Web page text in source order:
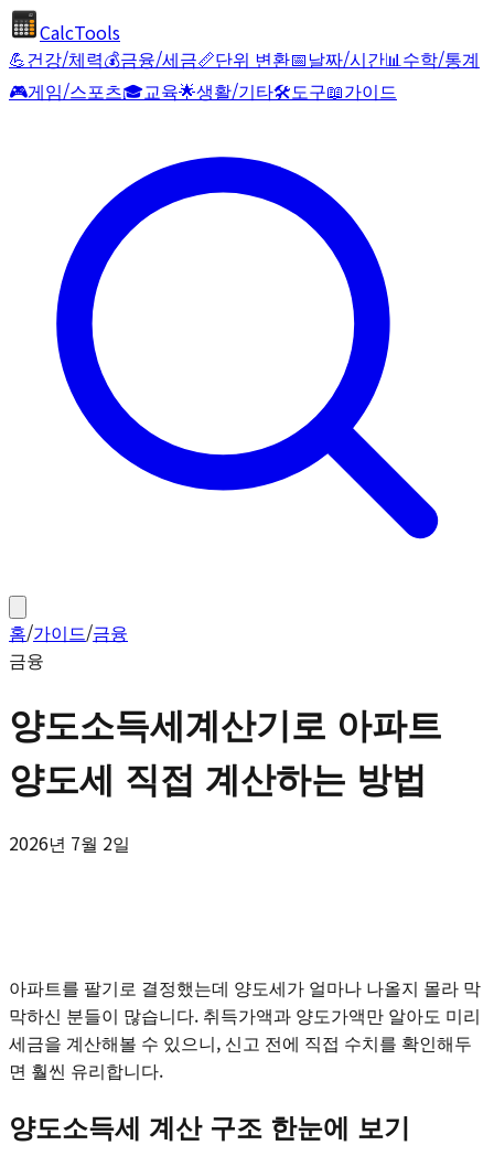
CalcTools
💪건강/체력💰금융/세금📏단위 변환📅날짜/시간📊수학/통계
🎮게임/스포츠🎓교육🌟생활/기타🛠️도구📖가이드
홈/가이드/금융
금융
양도소득세계산기로 아파트
양도세 직접 계산하는 방법
2026년 7월 2일
아파트를 팔기로 결정했는데 양도세가 얼마나 나올지 몰라 막
막하신 분들이 많습니다. 취득가액과 양도가액만 알아도 미리
세금을 계산해볼 수 있으니, 신고 전에 직접 수치를 확인해두
면 훨씬 유리합니다.
양도소득세 계산 구조 한눈에 보기